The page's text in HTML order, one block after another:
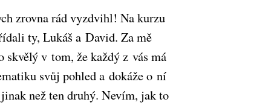
zrovna rád vyzdvihl! Na kurzu
ty, Lukáš a David. Za mě
skvělý v tom, že každý z vás má
svůj pohled a dokáže o ní
než ten druhý. Nevím, jak to